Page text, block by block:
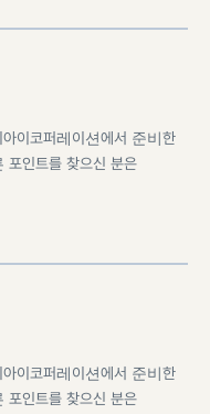
이코퍼레이션에서 준비한
포인트를 찾으신 분은
이코퍼레이션에서 준비한
포인트를 찾으신 분은